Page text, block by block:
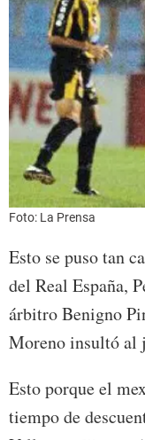
Foto: La Prensa
Esto se puso tan
del Real España,
árbitro Benigno
Moreno insultó al
Esto porque el
tiempo de